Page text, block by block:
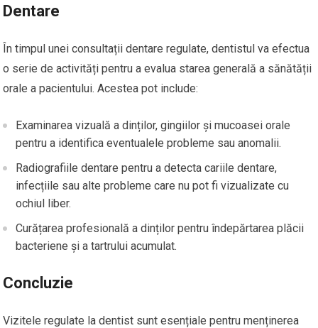
Dentare
În timpul unei consultații dentare regulate, dentistul va efectua
o serie de activități pentru a evalua starea generală a sănătății
orale a pacientului. Acestea pot include:
Examinarea vizuală a dinților, gingiilor și mucoasei orale
pentru a identifica eventualele probleme sau anomalii.
Radiografiile dentare pentru a detecta cariile dentare,
infecțiile sau alte probleme care nu pot fi vizualizate cu
ochiul liber.
Curățarea profesională a dinților pentru îndepărtarea plăcii
bacteriene și a tartrului acumulat.
Concluzie
Vizitele regulate la dentist sunt esențiale pentru menținerea